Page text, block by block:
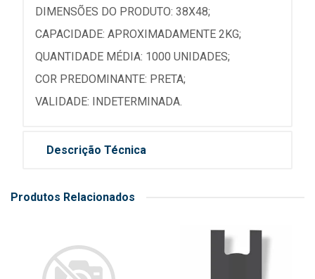
DIMENSÕES DO PRODUTO: 38X48;
CAPACIDADE: APROXIMADAMENTE 2KG;
QUANTIDADE MÉDIA: 1000 UNIDADES;
COR PREDOMINANTE: PRETA;
VALIDADE: INDETERMINADA.
Descrição Técnica
Produtos Relacionados